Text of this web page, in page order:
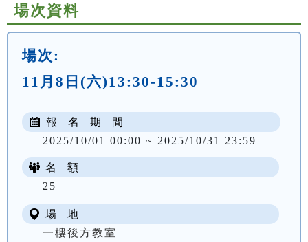
場次資料
場次:
11月8日(六)13:30-15:30
報 名 期 間
2025/10/01 00:00 ~ 2025/10/31 23:59
名 額
25
場 地
一樓後方教室